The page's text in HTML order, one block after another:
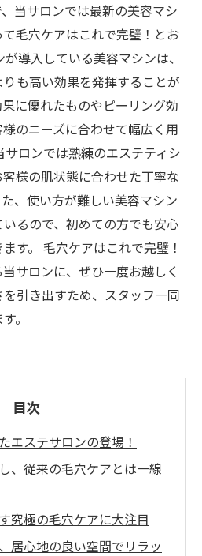
当サロンでは最新の美容マシ
毛穴ケアはこれで完璧！とお
導入している美容マシンは、
も高い効果を発揮することが
に優れたものやピーリング効
のニーズに合わせて幅広く用
ロンでは熟練のエステティシ
様の肌状態に合わせた丁寧な
、使い方が難しい美容マシン
るので、初めての方でも安心
す。 毛穴ケアはこれで完璧！
サロンに、ぜひ一度お越しく
引き出すため、スタッフ一同
。
目次
エステサロンの登場！
、従来の毛穴ケアとは一線
究極の毛穴ケアに大注目
居心地の良い空間でリラッ